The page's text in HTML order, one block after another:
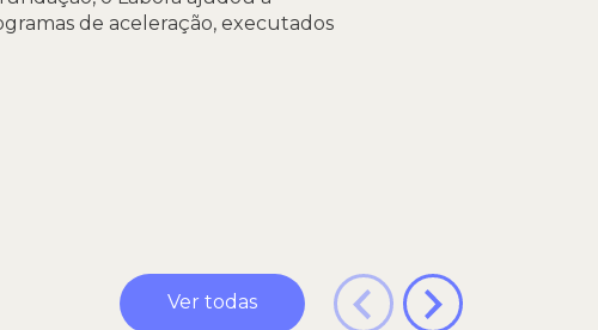
de aceleração, executados
Ver todas